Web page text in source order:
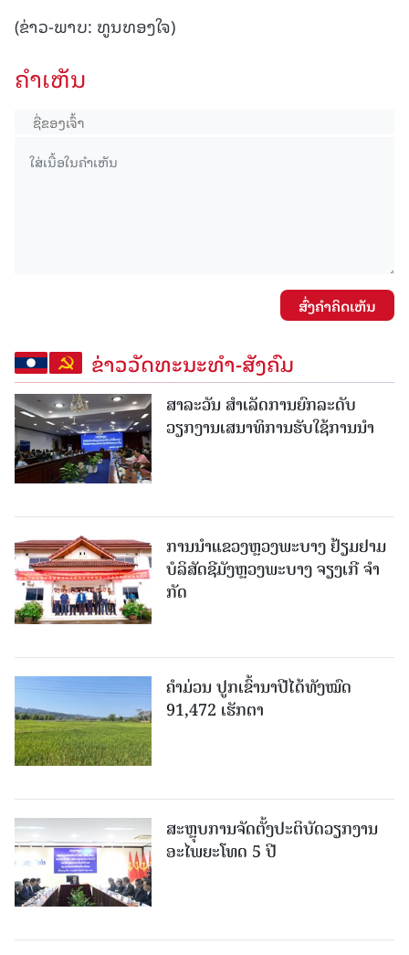
(ຂ່າວ-ພາບ: ທູນທອງໃຈ)
ຄໍາເຫັນ
ສົ່ງຄໍາຄິດເຫັນ
ຂ່າວວັດທະນະທຳ-ສັງຄົມ
ສາລະວັນ ສໍາເລັດການຍົກລະດັບ
ວຽກງານເສນາທິການຮັບໃຊ້ການນໍາ
ການນຳແຂວງຫຼວງພະບາງ ຢ້ຽມ​ຢາມ
ບໍ​ລິ​ສັດຊີມັງຫຼວງພະບາງ ຈຽງເກີ ຈໍາ
ກັດ
ຄໍາມ່ວນ ປູກເຂົ້ານາປີໄດ້ທັງໝົດ
91,472 ເຮັກຕາ
ສະຫຼຸບການຈັດຕັ້ງປະຕິບັດວຽກງານ
ອະໄພຍະໂທດ 5 ປີ